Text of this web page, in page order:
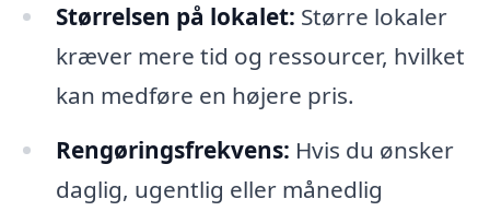
Størrelsen på lokalet: Større lokaler
kræver mere tid og ressourcer, hvilket
kan medføre en højere pris.
Rengøringsfrekvens: Hvis du ønsker
daglig, ugentlig eller månedlig